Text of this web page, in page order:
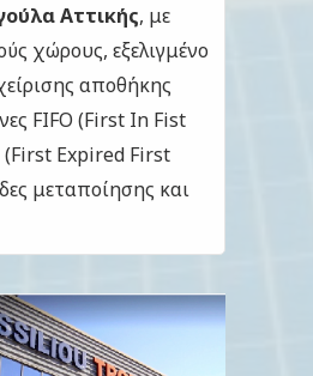
Αττικής, με
χώρους, εξελιγμένο
αποθήκης
FIFO (First In Fist
(First Expired First
μεταποίησης και